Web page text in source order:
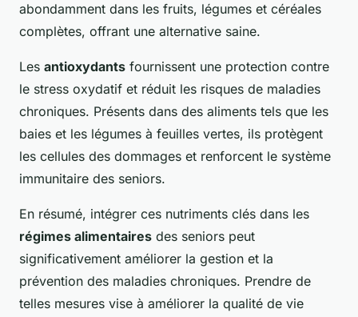
abondamment dans les fruits, légumes et céréales
complètes, offrant une alternative saine.
Les antioxydants fournissent une protection contre
le stress oxydatif et réduit les risques de maladies
chroniques. Présents dans des aliments tels que les
baies et les légumes à feuilles vertes, ils protègent
les cellules des dommages et renforcent le système
immunitaire des seniors.
En résumé, intégrer ces nutriments clés dans les
régimes alimentaires des seniors peut
significativement améliorer la gestion et la
prévention des maladies chroniques. Prendre de
telles mesures vise à améliorer la qualité de vie